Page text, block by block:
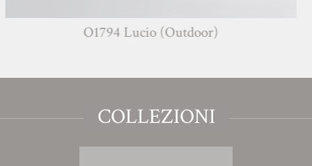
O1794 Lucio (Outdoor)
COLLEZIONI